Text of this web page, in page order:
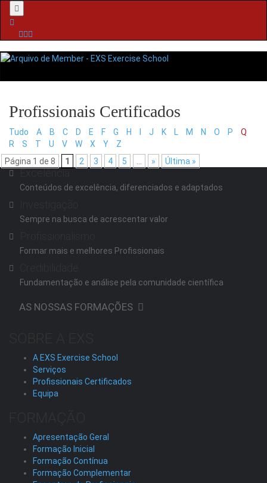
Menu
Tudo A B C D E F G H J K L M N O P
Q
R
S T U V W X Y
Z
Página 1 de 8
1 2 3 4 5 » Última »
Conteúdos de excelência, diferenciados e adaptados
Sempre na busca de acrescentar valor
Formar mais e melhores Profissionais
Fundamentação e análise pela comunidade científica
AS NOSSAS FORMAÇÕES
A EXS Exercise School
Serviços
Profissionais Certificados
Equipa
Apresentação Geral
Formação Inicial
Formação Contínua
Formação Complementar